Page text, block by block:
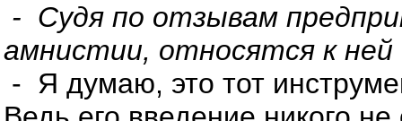
- Судя по отзывам
амнистии, относятся к ней
- Я думаю, это тот